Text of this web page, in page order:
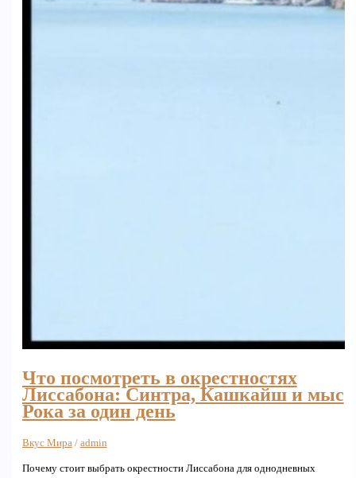
Что посмотреть в окрестностях
Лиссабона: Синтра, Кашкайш и мыс
Рока за один день
Вкус Мира/ admin
Почему стоит выбрать окрестности Лиссабона для однодневных